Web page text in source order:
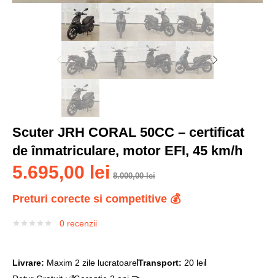
Scuter JRH CORAL 50CC – certificat
de înmatriculare, motor EFI, 45 km/h
5.695,00 lei 8.000,00lei
Preturi corecte si competitive 💰
0 recenzii
Livrare: Maxim 2 zile lucratoareTransport: 20 lei